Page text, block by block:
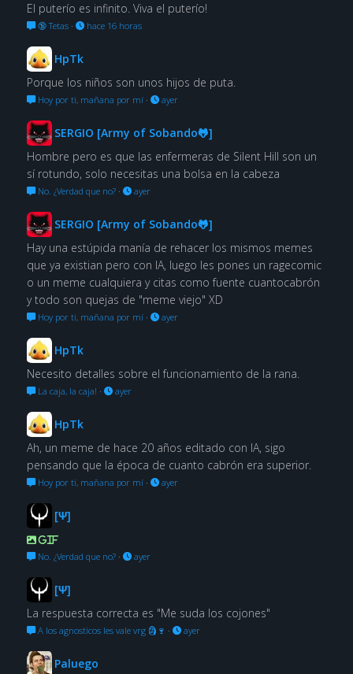
El puterío es infinito. Viva el puterío!
🔞 Tetas· hace 16 horas
HpTk
Porque los niños son unos hijos de puta.
Hoy por ti, mañana por mí· ayer
SERGIO [Army of Sobando🐸]
Hombre pero es que las enfermeras de Silent Hill son un
sí rotundo, solo necesitas una bolsa en la cabeza
No. ¿Verdad que no?· ayer
SERGIO [Army of Sobando🐸]
Hay una estúpida manía de rehacer los mismos memes
que ya existian pero con IA, luego les pones un ragecomic
o un meme cualquiera y citas como fuente cuantocabrón
y todo son quejas de "meme viejo" XD
Hoy por ti, mañana por mí· ayer
HpTk
Necesito detalles sobre el funcionamiento de la rana.
La caja, la caja! · ayer
HpTk
Ah, un meme de hace 20 años editado con IA, sigo
pensando que la época de cuanto cabrón era superior.
Hoy por ti, mañana por mí· ayer
[Ψ]
GIF
No. ¿Verdad que no?· ayer
[Ψ]
La respuesta correcta es "Me suda los cojones"
A los agnosticos les vale vrg 🗿🍷 · ayer
Paluego